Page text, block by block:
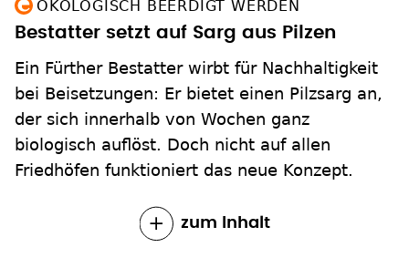
ÖKOLOGISCH BEERDIGT WERDEN
Bestatter setzt auf Sarg aus Pilzen
Ein Fürther Bestatter wirbt für Nachhaltigkeit
bei Beisetzungen: Er bietet einen Pilzsarg an,
der sich innerhalb von Wochen ganz
biologisch auflöst. Doch nicht auf allen
Friedhöfen funktioniert das neue Konzept.
zum Inhalt